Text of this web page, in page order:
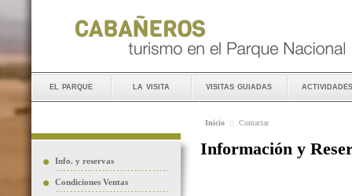
el parque la visita visitas guiadas actividades
Info. y reservas
Condiciones Ventas
Inicio :: Contactar
Información y